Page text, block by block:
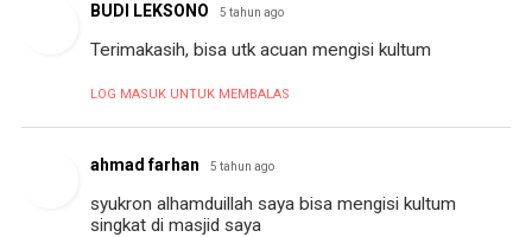
BUDI LEKSONO 5 tahun ago
Terimakasih, bisa utk acuan mengisi kultum
LOG MASUK UNTUK MEMBALAS
ahmad farhan 5 tahun ago
syukron alhamduillah saya bisa mengisi kultum
singkat di masjid saya